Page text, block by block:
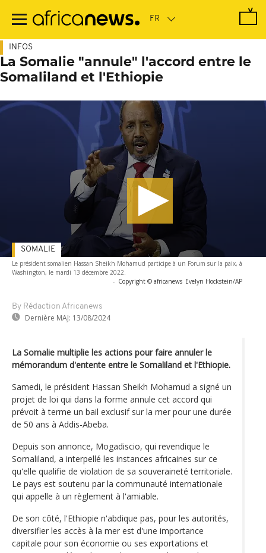
contenu
INFOS
La Somalie "annule" l'accord entre le
Somaliland et l'Ethiopie
Le président somalien Hassan Sheikh Mohamud participe à un Forum sur la paix, à
Washington, le mardi 13 décembre 2022.
- Copyright © africanews Evelyn Hockstein/AP
By Rédaction Africanews
Dernière MAJ: 13/08/2024
SOMALIE
La Somalie multiplie les actions pour faire annuler le
mémorandum d'entente entre le Somaliland et l'Ethiopie.
Samedi, le président Hassan Sheikh Mohamud a signé un
projet de loi qui dans la forme annule cet accord qui
prévoit à terme un bail exclusif sur la mer pour une durée
de 50 ans à Addis-Abeba.
Depuis son annonce, Mogadiscio, qui revendique le
Somaliland, a interpellé les instances africaines sur ce
qu'elle qualifie de violation de sa souveraineté territoriale.
Le pays est soutenu par la communauté internationale
qui appelle à un règlement à l'amiable.
De son côté, l'Ethiopie n'abdique pas, pour les autorités,
diversifier les accès à la mer est d'une importance
capitale pour son économie ou ses exportations et